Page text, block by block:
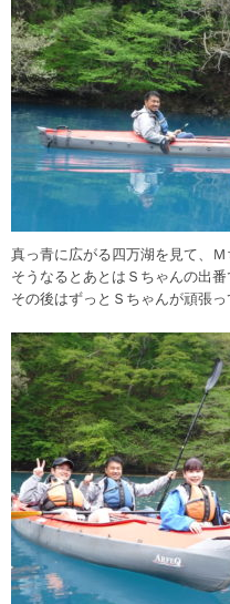
真っ青に広がる四万湖を見て、Ｍ
そうなるとあとはＳちゃんの出番
その後はずっとＳちゃんが頑張